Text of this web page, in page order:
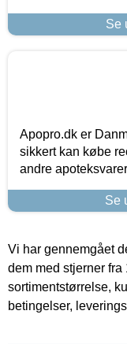
Se
Apopro.dk er
sikkert kan købe
andre
Se
Vi har gennemgået
dem med stjerner
sortimentstørrelse,
betingelser,